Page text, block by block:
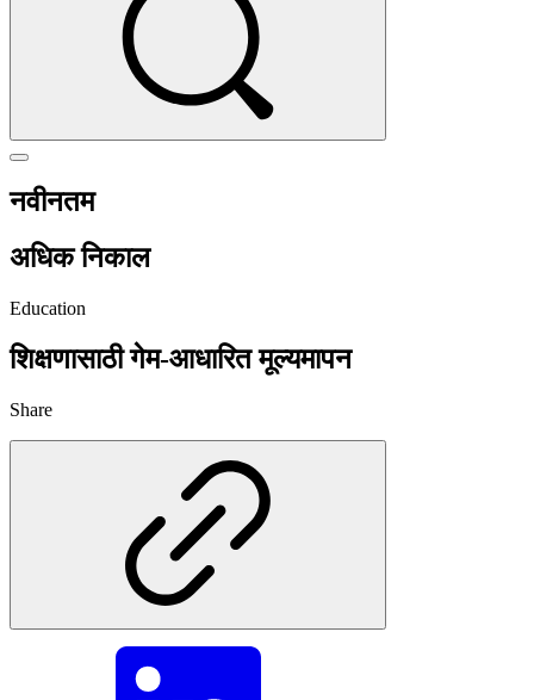
नवीनतम
अधिक निकाल
Education
शिक्षणासाठी गेम-आधारित मूल्यमापन
Share